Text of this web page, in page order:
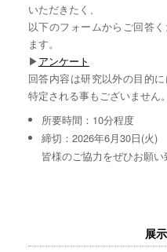
いただきたく、
以下のフォームからご回答
ます。
▶︎アンケート
回答内容は研究以外の目的
特定される事もございません。
所要時間：10分程度
締切：2026年6月30日(火)
皆様のご協力をぜひお願い
展